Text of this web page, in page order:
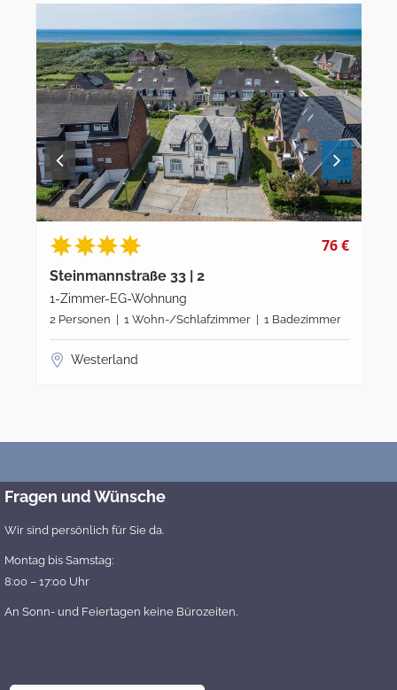
67 €
Steinmannstraße 33 | 6
1-Zimmer-OG-Wohnung
2 Personen | 1 Wohn-/Schlafzimmer | 1 Badezimmer
Westerland
Fragen und Wünsche
Wir sind persönlich für Sie da.
Montag bis Samstag:
8:00 – 17:00 Uhr
An Sonn- und Feiertagen keine Bürozeiten.